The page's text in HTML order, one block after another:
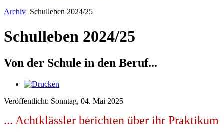
Archiv Schulleben 2024/25
Schulleben 2024/25
Von der Schule in den Beruf...
Veröffentlicht: Sonntag, 04. Mai 2025
... Achtklässler berichten über ihr Praktikum